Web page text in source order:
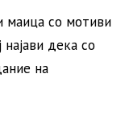
маица со мотиви
дека со
на